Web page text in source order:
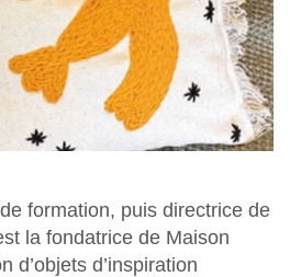
formation, puis directrice de
la fondatrice de Maison
d’objets d’inspiration